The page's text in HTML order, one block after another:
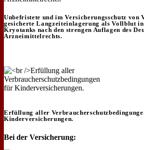
Unbefristete und im Versicherungsschutz von
gesicherte Langzeiteinlagerung als Vollblut
Kryotanks nach den strengen Auflagen des
Arzneimittelrechts.
Erfüllung aller
Kinderversicherungen.
Bei der Versicherung: